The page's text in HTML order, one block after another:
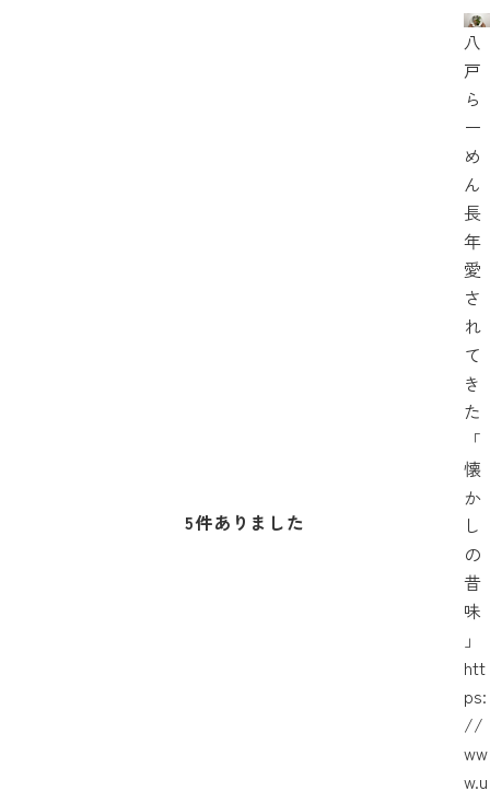
5件ありました
八
戸
ら
ー
め
ん
長
年
愛
さ
れ
て
き
た
「
懐
か
し
の
昔
味
」
htt
ps:
//
ww
w.u